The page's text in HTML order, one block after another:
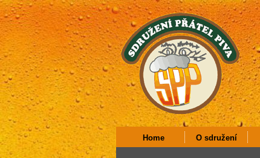
Home O sdružení